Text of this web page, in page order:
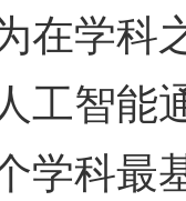
在学科
工智能
学科最